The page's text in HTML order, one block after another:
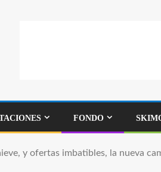
FONDO
y ofertas imbatibles, la nueva